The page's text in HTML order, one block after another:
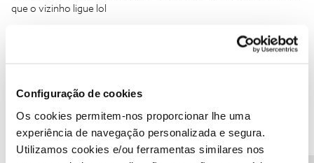
Configuração de cookies
Os cookies permitem-nos proporcionar lhe uma
experiência de navegação personalizada e segura.
Utilizamos cookies e/ou ferramentas similares nos
que o vizinho ligue lol
Vaz
Fica a sugestão para criar um tópico sobre indicação de
problemas nas infraestruturas da NOS como
A minha rua, limitado claro a certo tipo de situações para não se